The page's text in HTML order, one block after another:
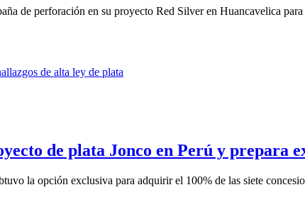
de perforación en su proyecto Red Silver en Huancavelica
de plata Jonco en Perú y prepara
la opción exclusiva para adquirir el 100% de las siete